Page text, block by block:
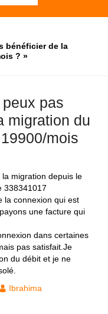
bénéficier de la
? »
pas
migration du
mois
la migration depuis le
338341017
la connexion qui est
une facture qui
dans certaines
pas satisfait.Je
du débit et je ne
Ibrahima